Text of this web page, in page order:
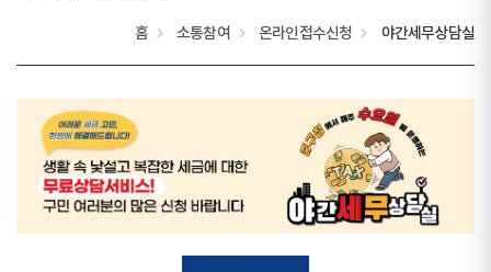
홈 소통참여 온라인접수신청 야간세무상담실